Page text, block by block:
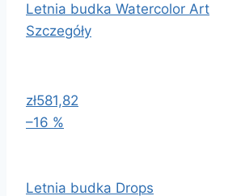
Letnia budka Watercolor Art
Szczegóły
zł581,82
–16 %
Letnia budka Drops